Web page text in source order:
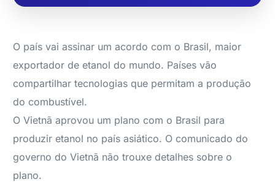
O país vai assinar um acordo com o Brasil, maior
exportador de etanol do mundo. Países vão
compartilhar tecnologias que permitam a produção
do combustível.
O Vietnã aprovou um plano com o Brasil para
produzir etanol no país asiático. O comunicado do
governo do Vietnã não trouxe detalhes sobre o
plano.